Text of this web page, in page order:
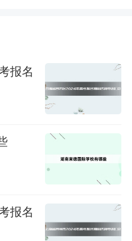
报名
报名